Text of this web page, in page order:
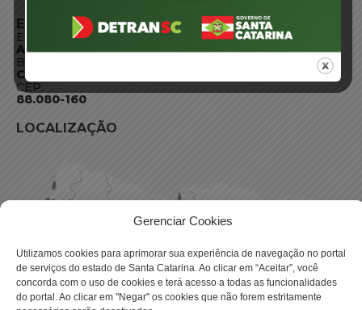
Gerenciar Cookies
Utilizamos cookies para aprimorar sua experiência de navegação no portal
de serviços do estado de Santa Catarina. Ao clicar em “Aceitar”, você
concorda com o uso de cookies e terá acesso a todas as funcionalidades
do portal. Ao clicar em "Negar" os cookies que não forem estritamente
ENDEREÇO
Endereço:
Av. Almirante Tamandaré - 480
Bairro:
Coqueiros, Florianópolis SC
CEP:
88.080-160
LOCALIZAÇÃO